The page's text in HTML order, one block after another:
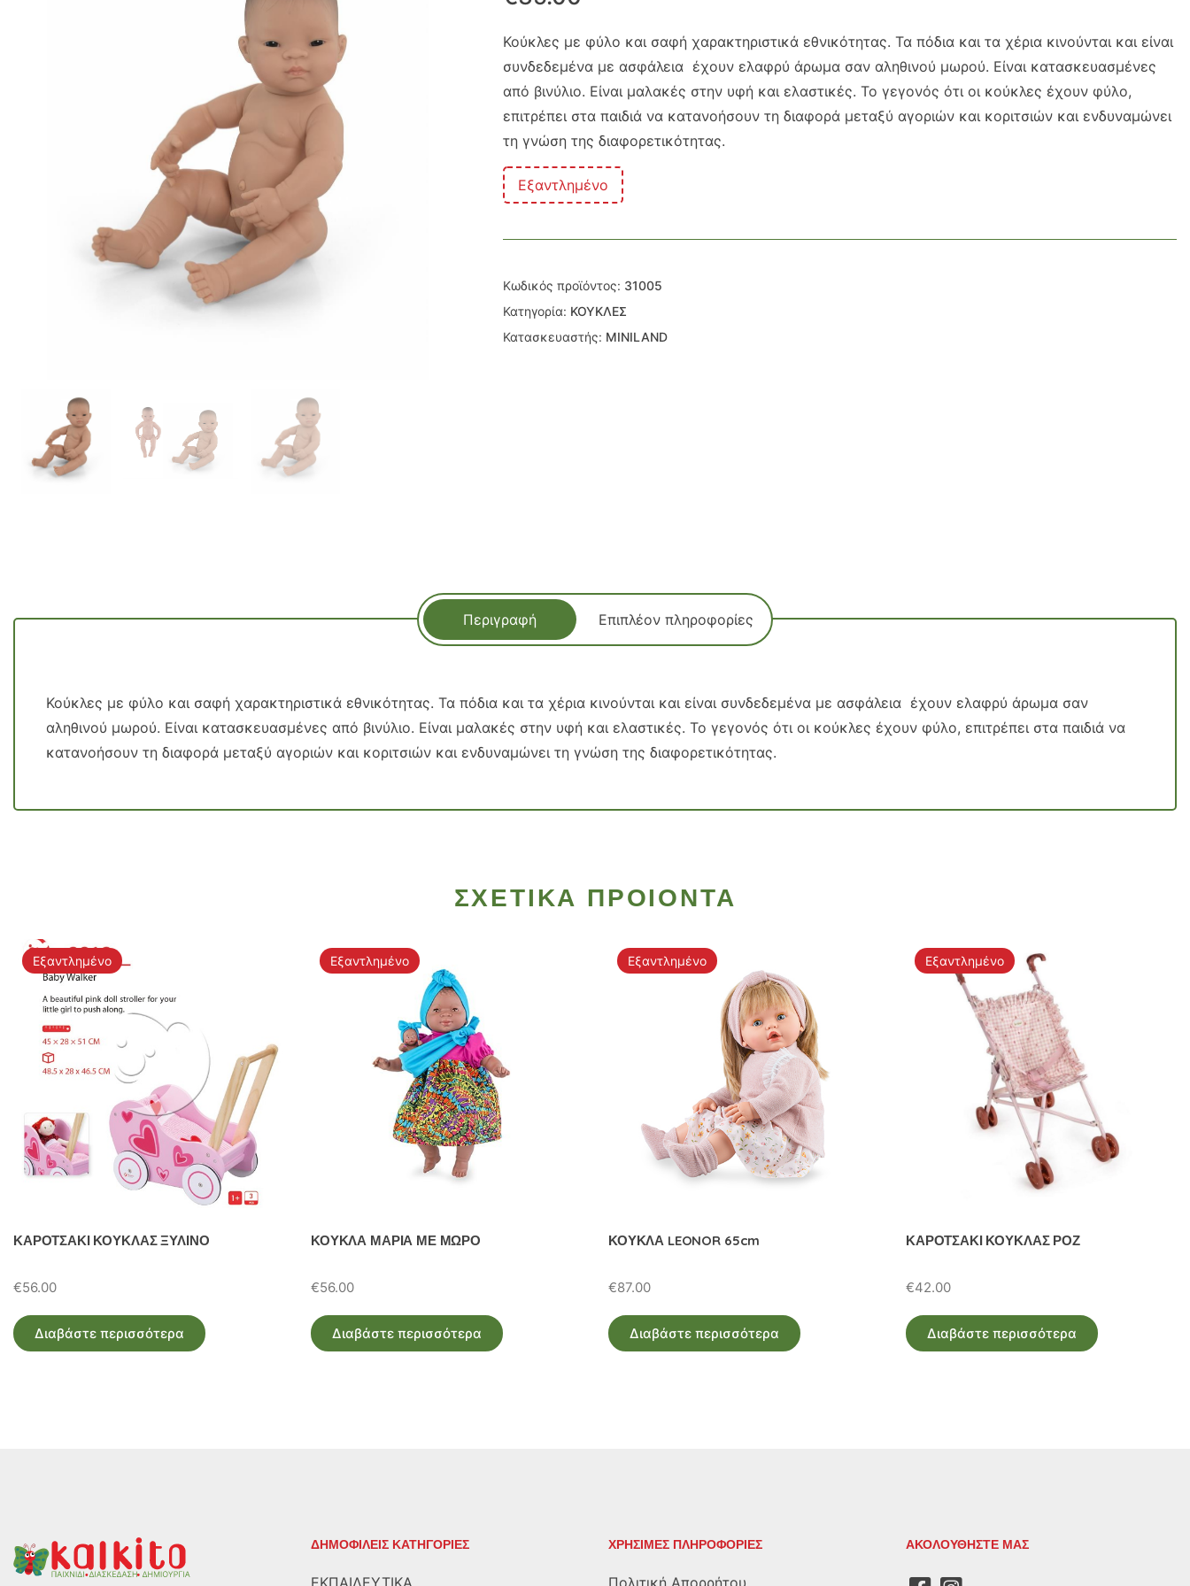
Κούκλες με φύλο και σαφή χαρακτηριστικά εθνικότητας. Τα πόδια και τα χέρια κινούνται και είναι
συνδεδεμένα με ασφάλεια έχουν ελαφρύ άρωμα σαν αληθινού μωρού. Είναι κατασκευασμένες
από βινύλιο. Είναι μαλακές στην υφή και ελαστικές. Το γεγονός ότι οι κούκλες έχουν φύλο,
επιτρέπει στα παιδιά να κατανοήσουν τη διαφορά μεταξύ αγοριών και κοριτσιών και ενδυναμώνει
τη γνώση της διαφορετικότητας.
Εξαντλημένο
Κωδικός προϊόντος: 31005
Κατηγορία: ΚΟΥΚΛΕΣ
Κατασκευαστής: MINILAND
Περιγραφή Επιπλέον πληροφορίες
Κούκλες με φύλο και σαφή χαρακτηριστικά εθνικότητας. Τα πόδια και τα χέρια κινούνται και είναι συνδεδεμένα με ασφάλεια έχουν ελαφρύ άρωμα σαν
αληθινού μωρού. Είναι κατασκευασμένες από βινύλιο. Είναι μαλακές στην υφή και ελαστικές. Το γεγονός ότι οι κούκλες έχουν φύλο, επιτρέπει στα παιδιά να
κατανοήσουν τη διαφορά μεταξύ αγοριών και κοριτσιών και ενδυναμώνει τη γνώση της διαφορετικότητας.
ΣΧΕΤΙΚΑ ΠΡΟΙΟΝΤΑ
Εξαντλημένο
ΚΑΡΟΤΣΑΚΙ ΚΟΥΚΛΑΣ ΞΥΛΙΝΟ
€56.00
Διαβάστε περισσότερα
Εξαντλημένο
ΚΟΥΚΛΑ ΜΑΡΙΑ ΜΕ ΜΩΡΟ
€56.00
Διαβάστε περισσότερα
Εξαντλημένο
ΚΟΥΚΛΑ LEONOR 65cm
€87.00
Διαβάστε περισσότερα
Εξαντλημένο
ΚΑΡΟΤΣΑΚΙ ΚΟΥΚΛΑΣ ΡΟΖ
€42.00
Διαβάστε περισσότερα
ΔΗΜΟΦΙΛΕΙΣ ΚΑΤΗΓΟΡΙΕΣ
ΕΚΠΑΙΔΕΥΤΙΚΑ
ΧΡΗΣΙΜΕΣ ΠΛΗΡΟΦΟΡΙΕΣ
Πολιτική Απορρήτου
ΑΚΟΛΟΥΘΗΣΤΕ ΜΑΣ